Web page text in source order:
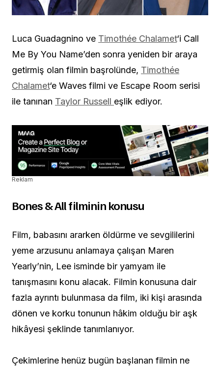
Luca Guadagnino ve Timothée Chalamet‘i Call
Me By You Name’den sonra yeniden bir araya
getirmiş olan filmin başrolünde, Timothée
Chalamet‘e Waves filmi ve Escape Room serisi
ile tanınan Taylor Russell eşlik ediyor.
Reklam
Bones & All filminin konusu
Film, babasını ararken öldürme ve sevgililerini
yeme arzusunu anlamaya çalışan Maren
Yearly’nin, Lee isminde bir yamyam ile
tanışmasını konu alacak. Filmin konusuna dair
fazla ayrıntı bulunmasa da film, iki kişi arasında
dönen ve korku tonunun hâkim olduğu bir aşk
hikâyesi şeklinde tanımlanıyor.
Çekimlerine henüz bugün başlanan filmin ne